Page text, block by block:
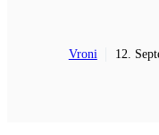
Vroni 12.